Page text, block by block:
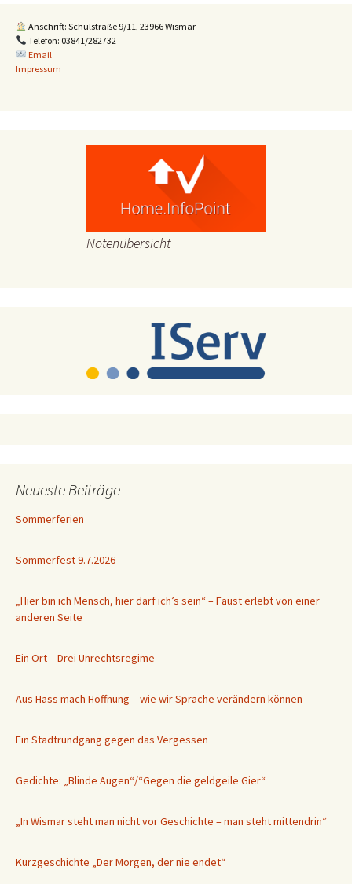
Anschrift: Schulstraße 9/11, 23966 Wismar
Telefon: 03841/282732
Email
Impressum
Notenübersicht
Neueste Beiträge
Sommerferien
Sommerfest 9.7.2026
„Hier bin ich Mensch, hier darf ich’s sein“ – Faust erlebt von einer
anderen Seite
Ein Ort – Drei Unrechtsregime
Aus Hass mach Hoffnung – wie wir Sprache verändern können
Ein Stadtrundgang gegen das Vergessen
Gedichte: „Blinde Augen“/“Gegen die geldgeile Gier“
„In Wismar steht man nicht vor Geschichte – man steht mittendrin“
Kurzgeschichte „Der Morgen, der nie endet“